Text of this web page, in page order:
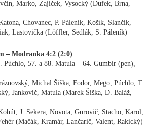
Marko, Zajíček, Vysocký (Dufek, Brna,
Chovanec, P. Páleník, Košík, Slančík,
Lastovička (Löffler, Sedlák, S. Páleník)
– Modranka 4:2 (2:0)
57. a 88. Matula – 64. Gumbír (pen),
Michal Šiška, Fodor, Mego, Púchlo, T.
Jankovič, Matula (Marek Šiška, D. Baláž,
J. Sekera, Novota, Gurovič, Stacho, Karol,
(Mačák, Kramár, Lančarič, Valent, Rakický)